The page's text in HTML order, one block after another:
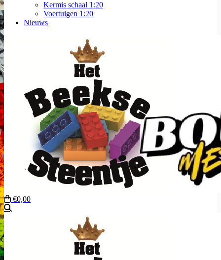
Kermis schaal 1:20
Voertuigen 1:20
Nieuws
€0,00